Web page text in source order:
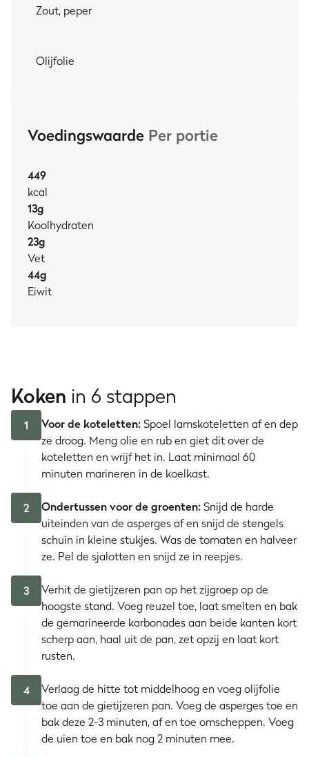
Zout, peper
Olijfolie
Voedingswaarde Per portie
449
kcal
13g
Koolhydraten
23g
Vet
44g
Eiwit
Koken in 6 stappen
1 Voor de koteletten: Spoel lamskoteletten af en dep
ze droog. Meng olie en rub en giet dit over de
koteletten en wrijf het in. Laat minimaal 60
minuten marineren in de koelkast.
2 Ondertussen voor de groenten: Snijd de harde
uiteinden van de asperges af en snijd de stengels
schuin in kleine stukjes. Was de tomaten en halveer
ze. Pel de sjalotten en snijd ze in reepjes.
3
Verhit de gietijzeren pan op het zijgroep op de
hoogste stand. Voeg reuzel toe, laat smelten en bak
de gemarineerde karbonades aan beide kanten kort
scherp aan, haal uit de pan, zet opzij en laat kort
rusten.
4
Verlaag de hitte tot middelhoog en voeg olijfolie
toe aan de gietijzeren pan. Voeg de asperges toe en
bak deze 2-3 minuten, af en toe omscheppen. Voeg
de uien toe en bak nog 2 minuten mee.